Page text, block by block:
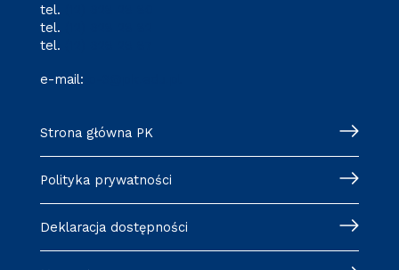
tel.
tel.
tel.
e-mail:
Strona główna PK
Polityka prywatności
Deklaracja dostępności